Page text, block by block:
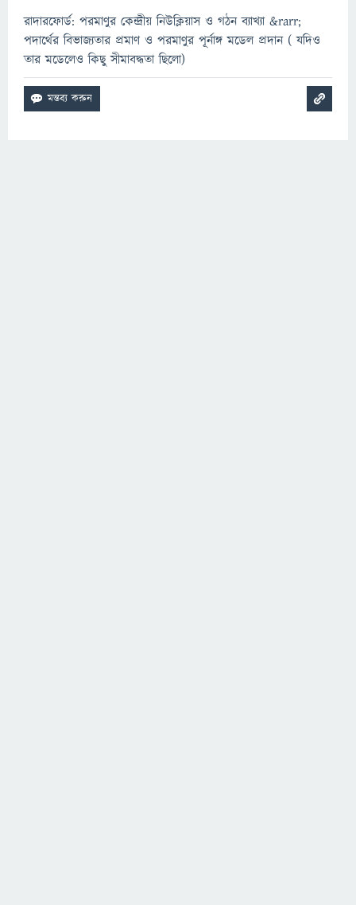
রাদারফোর্ড: পরমাণুর কেন্দ্রীয় নিউক্লিয়াস ও গঠন ব্যাখ্যা &rarr;
পদার্থের বিভাজ্যতার প্রমাণ ও পরমাণুর পূর্নাঙ্গ মডেল প্রদান ( যদিও
তার মডেলেও কিছু সীমাবদ্ধতা ছিলো)